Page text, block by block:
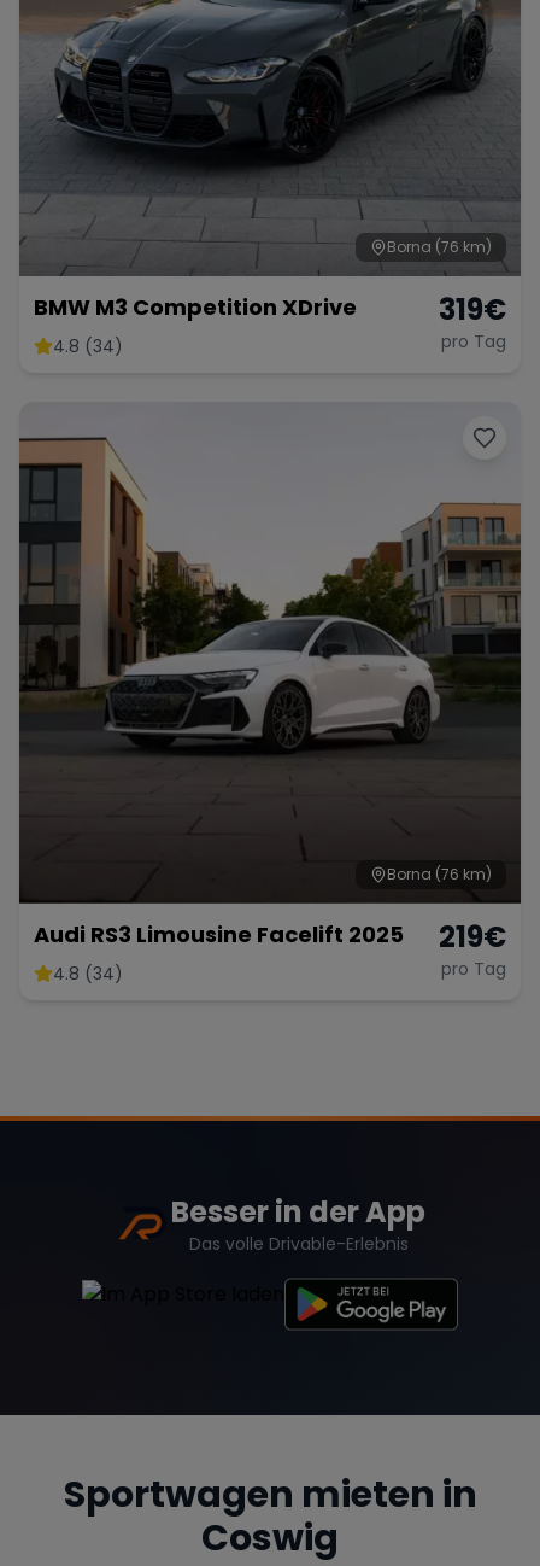
Bentley Rolls Royce Aston Martin
Bugatti Lotus
Range Rover Borna (76 km)
BMW M3 Competition XDrive
4.8 (34)
319€
pro Tag
Borna (76 km)
Audi RS3 Limousine Facelift 2025
4.8 (34)
219€
pro Tag
Besser in der App
Das volle Drivable-Erlebnis
Sportwagen mieten in
Coswig